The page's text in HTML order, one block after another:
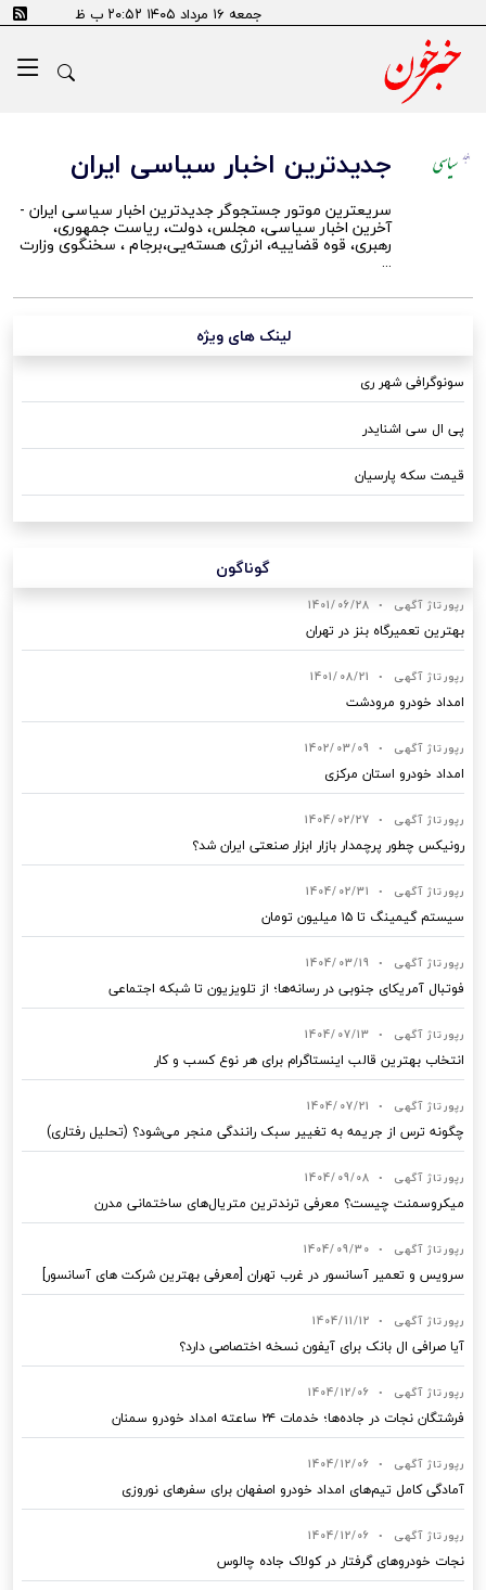
جمعه ۱۶ مرداد ۱۴۰۵ ۲۰:۵۲ ب ظ
جدیدترین اخبار سیاسی ایران
سریعترین موتور جستجوگر جدیدترین اخبار سیاسی ایران -
آخرین اخبار سیاسی، مجلس، دولت، ریاست جمهوری،
رهبری، قوه قضاییه، انرژی هسته‌یی،برجام ، سخنگوی وزارت
...
لینک های ویژه
سونوگرافی شهر ری
پی ال سی اشنایدر
قیمت سکه پارسیان
گوناگون
رپورتاژ آگهی •
1401/06/28
بهترین تعمیرگاه بنز در تهران
رپورتاژ آگهی •
1401/08/21
امداد خودرو مرودشت
رپورتاژ آگهی •
1402/03/09
امداد خودرو استان مرکزی
رپورتاژ آگهی •
1404/02/27
رونیکس چطور پرچمدار بازار ابزار صنعتی ایران شد؟
رپورتاژ آگهی •
1404/02/31
سیستم گیمینگ تا ۱۵ میلیون تومان
رپورتاژ آگهی •
1404/03/19
فوتبال آمریکای جنوبی در رسانه‌ها؛ از تلویزیون تا شبکه اجتماعی
رپورتاژ آگهی •
1404/07/13
انتخاب بهترین قالب‌ اینستاگرام برای هر نوع کسب‌ و کار
رپورتاژ آگهی •
1404/07/21
چگونه ترس از جریمه به تغییر سبک رانندگی منجر می‌شود؟ (تحلیل رفتاری)
رپورتاژ آگهی •
1404/09/08
میکروسمنت چیست؟ معرفی ترندترین متریال‌های ساختمانی مدرن
رپورتاژ آگهی •
1404/09/30
سرویس و تعمیر آسانسور در غرب تهران [معرفی بهترین شرکت های آسانسور]
رپورتاژ آگهی •
1404/11/12
آیا صرافی ال بانک برای آیفون نسخه اختصاصی دارد؟
رپورتاژ آگهی •
1404/12/06
فرشتگان نجات در جاده‌ها؛ خدمات ۲۴ ساعته امداد خودرو سمنان
رپورتاژ آگهی •
1404/12/06
آمادگی کامل تیم‌های امداد خودرو اصفهان برای سفرهای نوروزی
رپورتاژ آگهی •
1404/12/06
نجات خودروهای گرفتار در کولاک جاده چالوس